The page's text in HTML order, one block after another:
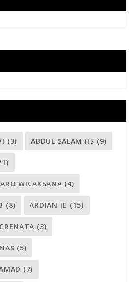
(3) ABDUL SALAM HS (9)
WICAKSANA (4)
(8) ARDIAN JE (15)
(3)
(5)
(7)